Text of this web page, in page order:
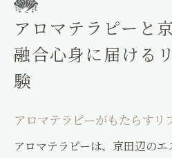
アロマテラピーと
融合心身に届ける
験
アロマテラピーがもたらすリ
アロマテラピーは、京田辺の